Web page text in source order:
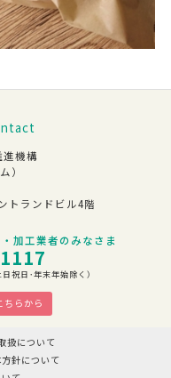
機構
）
トランドビル4階
加工業者のみなさま
祝日･年末年始除く）
ちらから
扱について
針について